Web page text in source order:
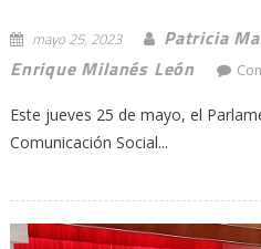
mayo 25, 2023
Patricia
Enrique Milanés León
Este jueves 25 de mayo, el
Comunicación Social...